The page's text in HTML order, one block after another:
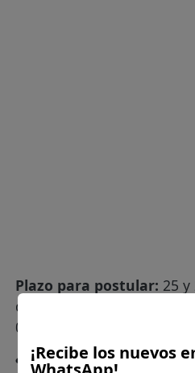
Plazo para postular: 25
de 08:00 a.m. a 01:00
05:00 p.m.
¿Como postular?:
¡Recibe los nuevos